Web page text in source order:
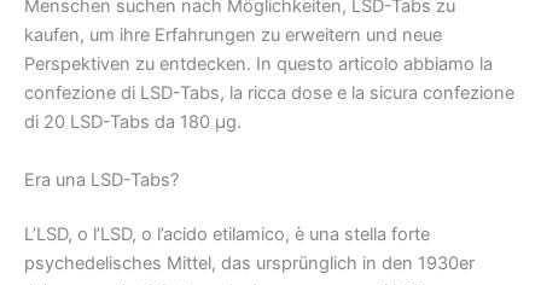
Menschen suchen nach Möglichkeiten, LSD-Tabs zu
kaufen, um ihre Erfahrungen zu erweitern und neue
Perspektiven zu entdecken. In questo articolo abbiamo la
confezione di LSD-Tabs, la ricca dose e la sicura confezione
di 20 LSD-Tabs da 180 µg.
Era una LSD-Tabs?
L’LSD, o l’LSD, o l’acido etilamico, è una stella forte
psychedelisches Mittel, das ursprünglich in den 1930er